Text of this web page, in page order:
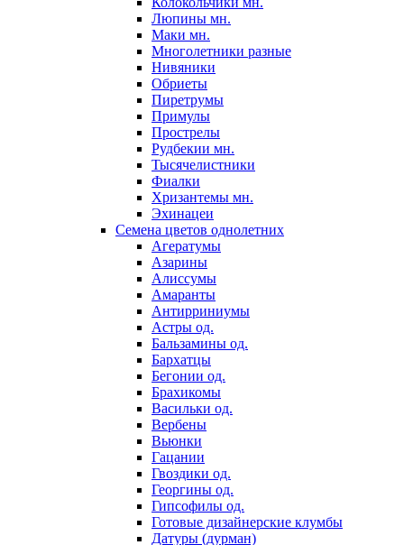
Люпины мн.
Маки мн.
Многолетники разные
Нивяники
Обриеты
Пиретрумы
Примулы
Прострелы
Рудбекии мн.
Тысячелистники
Фиалки
Хризантемы мн.
Эхинацеи
Семена цветов однолетних
Агератумы
Азарины
Алиссумы
Амаранты
Антирриниумы
Астры од.
Бальзамины од.
Бархатцы
Бегонии од.
Брахикомы
Васильки од.
Вербены
Вьюнки
Гацании
Гвоздики од.
Георгины од.
Гипсофилы од.
Готовые дизайнерские клумбы
Датуры (дурман)